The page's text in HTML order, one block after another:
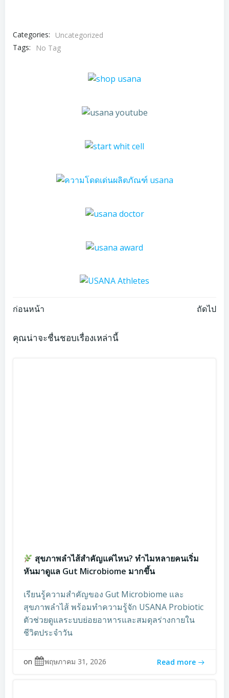
Categories:
Uncategorized
Tags:
No Tag
Post
navigation
ก่อนหน้า
navigation
ถัดไป
คุณน่าจะชื่นชอบเรื่องเหล่านี้
สุขภาพลำไส้สำคัญแค่ไหน? ทำไมหลายคนเริ่ม
หันมาดูแล Gut Microbiome มากขึ้น
เรียนรู้ความสำคัญของ Gut Microbiome และ
สุขภาพลำไส้ พร้อมทำความรู้จัก USANA Probiotic
ตัวช่วยดูแลระบบย่อยอาหารและสมดุลร่างกายใน
ชีวิตประจำวัน
on พฤษภาคม 31, 2026 Read more